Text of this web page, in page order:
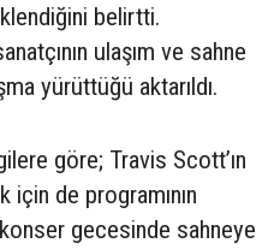
belirtti.
ulaşım ve sahne
yürüttüğü aktarıldı.
göre; Travis Scott’ın
için de programının
gecesinde sahneye